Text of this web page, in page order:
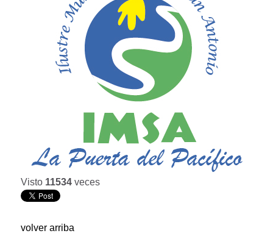
Visto 11534 veces
volver arriba